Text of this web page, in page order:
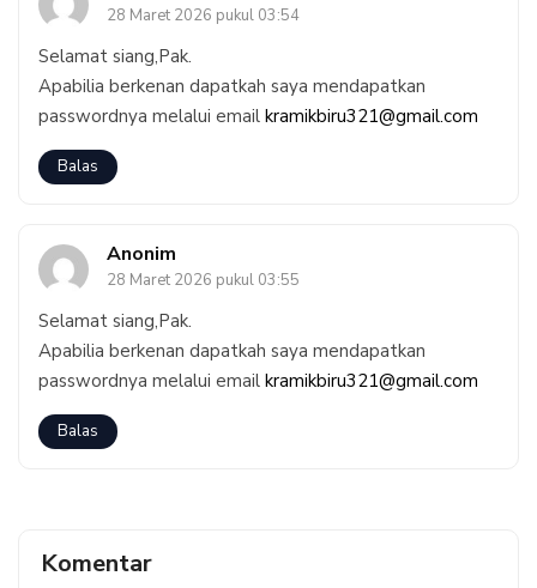
28 Maret 2026 pukul 03:54
Selamat siang,Pak.
Apabilia berkenan dapatkah saya mendapatkan
passwordnya melalui email kramikbiru321@gmail.com
Balas
Anonim
28 Maret 2026 pukul 03:55
Selamat siang,Pak.
Apabilia berkenan dapatkah saya mendapatkan
passwordnya melalui email kramikbiru321@gmail.com
Balas
Komentar